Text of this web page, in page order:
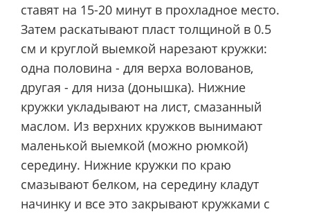
ставят на 15-20 минут в прохладное место.
Затем раскатывают пласт толщиной в 0.5
см и круглой выемкой нарезают кружки:
одна половина - для верха волованов,
другая - для низа (донышка). Нижние
кружки укладывают на лист, смазанный
маслом. Из верхних кружков вынимают
маленькой выемкой (можно рюмкой)
середину. Нижние кружки по краю
смазывают белком, на середину кладут
начинку и все это закрывают кружками с